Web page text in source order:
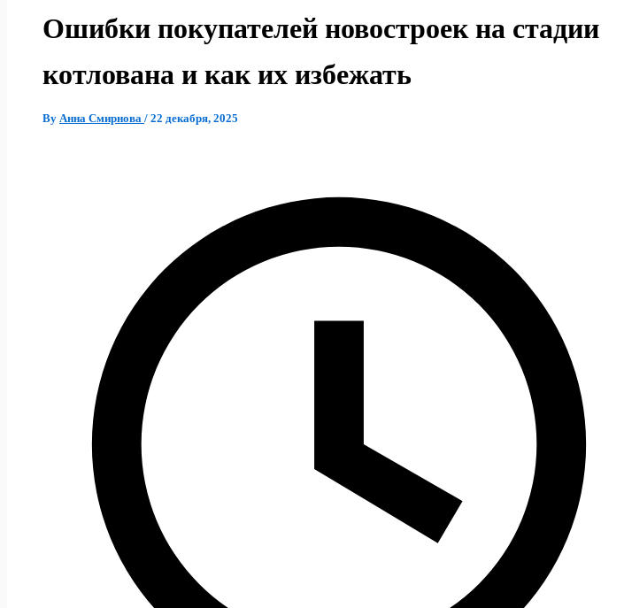
Ошибки покупателей новостроек на стадии
котлована и как их избежать
By Анна Смирнова / 22 декабря, 2025